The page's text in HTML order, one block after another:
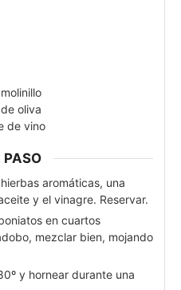
oliva
de vino
PASO
aromáticas, una
y el vinagre. Reservar.
en cuartos
mezclar bien, mojando
y hornear durante una